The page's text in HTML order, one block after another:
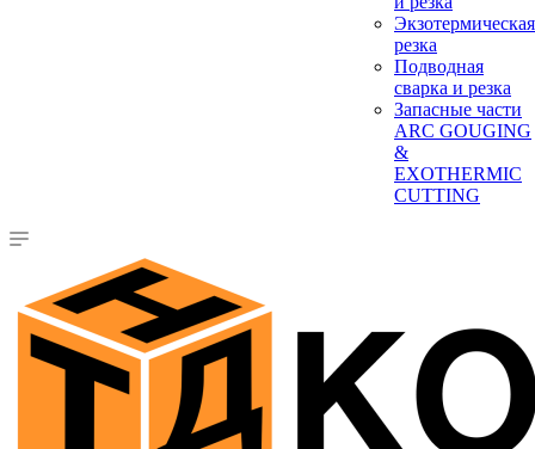
Экзотермическая
резка
Подводная
сварка и резка
Запасные части
ARC GOUGING
&
EXOTHERMIC
CUTTING